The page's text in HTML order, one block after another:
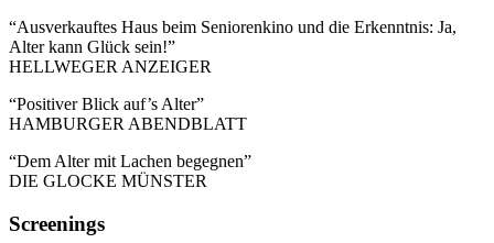
“Ausverkauftes Haus beim Seniorenkino und die Erkenntnis: Ja,
Alter kann Glück sein!”
HELLWEGER ANZEIGER
“Positiver Blick auf’s Alter”
HAMBURGER ABENDBLATT
“Dem Alter mit Lachen begegnen”
DIE GLOCKE MÜNSTER
Screenings